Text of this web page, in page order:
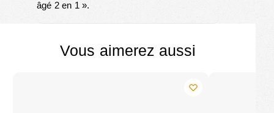
âgé 2 en 1 ».
Vous aimerez aussi